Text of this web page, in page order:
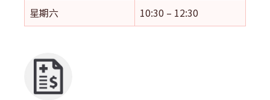
星期六
10:30 – 12:30